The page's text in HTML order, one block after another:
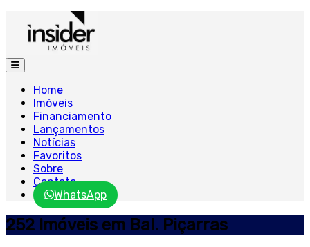
Home
Imóveis
Financiamento
Lançamentos
Notícias
Favoritos
Sobre
Contato
WhatsApp
252 Imóveis em Bal. Piçarras